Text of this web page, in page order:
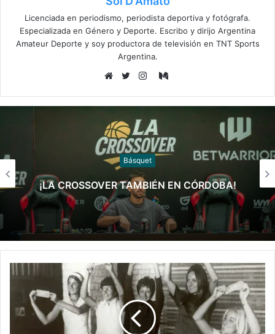
Licenciada en periodismo, periodista deportiva y fotógrafa.
Especializada en Género y Deporte. Escribo y dirijo Argentina
Amateur Deporte y soy productora de televisión en TNT Sports
Argentina.
web
Medium
Básquet
Argentina venció a Paraguay y clasificó a la
Americup